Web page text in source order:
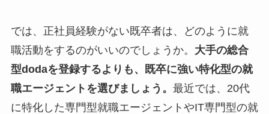
では、正社員経験がない既卒者は、どのように就
職活動をするのがいいのでしょうか。 大手の総合
型dodaを登録するよりも、既卒に強い特化型の就
職エージェントを選びましょう。 最近では、20代
に特化した専門型就職エージェントやIT専門型の就